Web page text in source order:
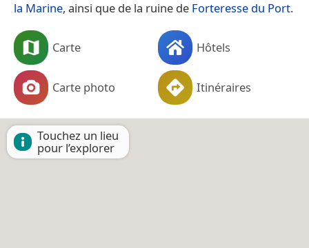
la Marine, ainsi que de la ruine de Forteresse du Port.
Carte Hôtels
Carte photo Itinéraires
Touchez un lieu
pour l’explorer